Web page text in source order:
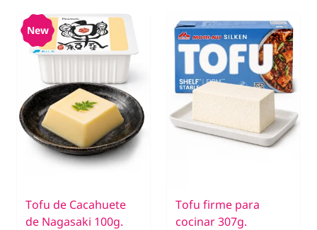
New
Tofu de Cacahuete
de Nagasaki 100g.
Tofu firme para
cocinar 307g.